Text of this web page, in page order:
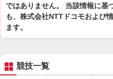
ではありません。 当該情報に基
も、株式会社NTTドコモおよび
ます。
競技一覧